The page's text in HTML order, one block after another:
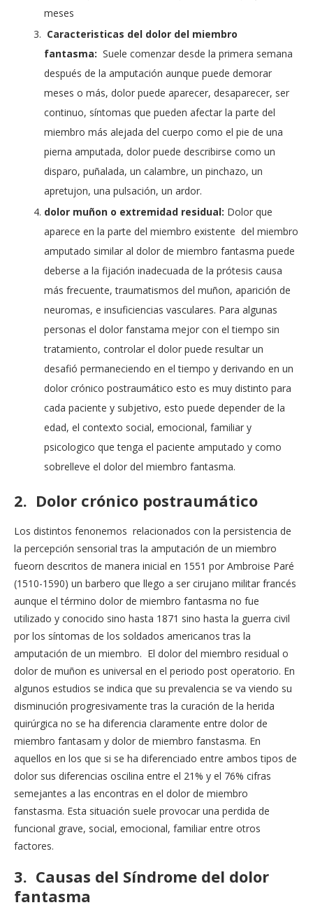
meses
Caracteristicas del dolor del miembro
fantasma: Suele comenzar desde la primera semana
después de la amputación aunque puede demorar
meses o más, dolor puede aparecer, desaparecer, ser
continuo, síntomas que pueden afectar la parte del
miembro más alejada del cuerpo como el pie de una
pierna amputada, dolor puede describirse como un
disparo, puñalada, un calambre, un pinchazo, un
apretujon, una pulsación, un ardor.
dolor muñon o extremidad residual: Dolor que
aparece en la parte del miembro existente del miembro
amputado similar al dolor de miembro fantasma puede
deberse a la fijación inadecuada de la prótesis causa
más frecuente, traumatismos del muñon, aparición de
neuromas, e insuficiencias vasculares. Para algunas
personas el dolor fanstama mejor con el tiempo sin
tratamiento, controlar el dolor puede resultar un
desafió permaneciendo en el tiempo y derivando en un
dolor crónico postraumático esto es muy distinto para
cada paciente y subjetivo, esto puede depender de la
edad, el contexto social, emocional, familiar y
psicologico que tenga el paciente amputado y como
sobrelleve el dolor del miembro fantasma.
2. Dolor crónico postraumático
Los distintos fenonemos relacionados con la persistencia de
la percepción sensorial tras la amputación de un miembro
fueorn descritos de manera inicial en 1551 por Ambroise Paré
(1510-1590) un barbero que llego a ser cirujano militar francés
aunque el término dolor de miembro fantasma no fue
utilizado y conocido sino hasta 1871 sino hasta la guerra civil
por los síntomas de los soldados americanos tras la
amputación de un miembro. El dolor del miembro residual o
dolor de muñon es universal en el periodo post operatorio. En
algunos estudios se indica que su prevalencia se va viendo su
disminución progresivamente tras la curación de la herida
quirúrgica no se ha diferencia claramente entre dolor de
miembro fantasam y dolor de miembro fanstasma. En
aquellos en los que si se ha diferenciado entre ambos tipos de
dolor sus diferencias oscilina entre el 21% y el 76% cifras
semejantes a las encontras en el dolor de miembro
fanstasma. Esta situación suele provocar una perdida de
funcional grave, social, emocional, familiar entre otros
factores.
3. Causas del Síndrome del dolor
fantasma